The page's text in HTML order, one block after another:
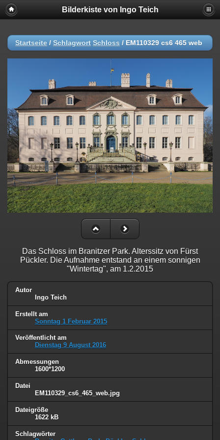
Bilderkiste von Ingo Teich
Startseite / Schlagwort Schloss / EM110329 cs6 465 web
Das Schloss im Branitzer Park. Alterssitz von Fürst
Pückler. Die Aufnahme entstand an einem sonnigen
"Wintertag", am 1.2.2015
Autor
Ingo Teich
Erstellt am
Sonntag 1 Februar 2015
Veröffentlicht am
Dienstag 9 August 2016
Abmessungen
1600*1200
Datei
EM110329_cs6_465_web.jpg
Dateigröße
1622 kB
Schlagwörter